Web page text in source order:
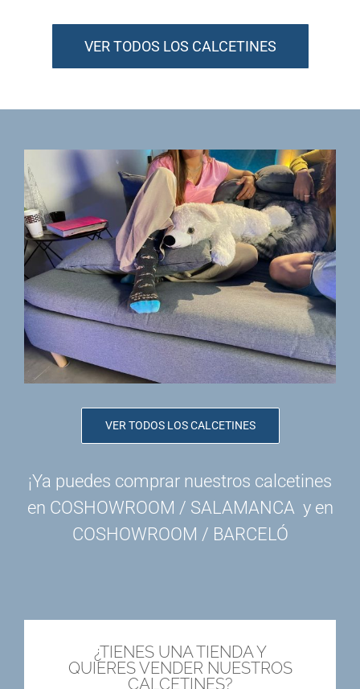
VER TODOS LOS CALCETINES
VER TODOS LOS CALCETINES
¡Ya puedes comprar nuestros calcetines
en COSHOWROOM / SALAMANCA y en
COSHOWROOM / BARCELÓ
¿TIENES UNA TIENDA Y
QUIERES VENDER NUESTROS
CALCETINES?